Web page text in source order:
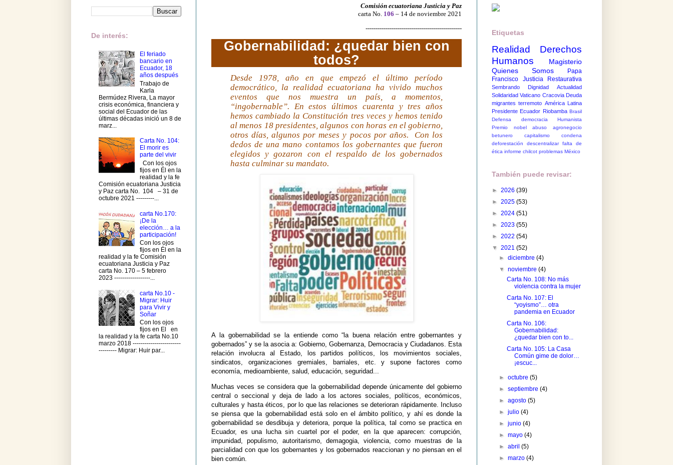
Comisión ecuatoriana Justicia y Paz
carta No. 106 – 14 de noviembre 2021
------------------------------------------------
Gobernabilidad: ¿quedar bien con
todos?
Desde 1978, año en que empezó el último período
democrático, la realidad ecuatoriana ha vivido muchos
eventos que nos muestra un país, a momentos,
“ingobernable”. En estos últimos cuarenta y tres años
hemos cambiado la Constitución tres veces y hemos tenido
al menos 18 presidentes, algunos con horas en el gobierno,
otros días, algunos por meses y pocos por años.
Con los
dedos de una mano contamos los gobernantes que fueron
elegidos y gozaron con el respaldo de los gobernados
hasta culminar su mandato.
A la gobernabilidad se la entiende como “la buena relación entre gobernantes y
gobernados” y se la asocia a: Gobierno, Gobernanza, Democracia y Ciudadanos. Esta
relación involucra al Estado, los partidos políticos, los movimientos sociales,
sindicatos, organizaciones gremiales, barriales, etc. y supone factores como
economía, medioambiente, salud, educación, seguridad...
Muchas veces se considera que la gobernabilidad depende únicamente del gobierno
central o seccional y deja de lado a los actores sociales, políticos, económicos,
culturales y hasta éticos, por lo que las relaciones se deterioran rápidamente. Incluso
se piensa que la gobernabilidad está solo en el ámbito político, y ahí es donde la
gobernabilidad se desdibuja y deteriora, porque la política, tal como se practica en
Ecuador, es una lucha sin cuartel por el poder, en la que aparecen: corrupción,
impunidad, populismo, autoritarismo, demagogia, violencia, como muestras de la
parcialidad con que los gobernantes y los gobernados reaccionan y no piensan en el
bien común.
De interés:
El feriado
bancario en
Ecuador, 18
años después
Trabajo de
Karla
Bermúdez Rivera, La mayor
crisis económica, financiera y
social del Ecuador de las
últimas décadas inició un 8 de
marz...
Carta No. 104:
El morir es
parte del vivir
Con los ojos
fijos en Él en la
realidad y la fe
Comisión ecuatoriana Justicia
y Paz carta No. 104 – 31 de
octubre 2021 ---------...
carta No.170:
¡De la
elección… a la
participación!
Con los ojos
fijos en Él en la
realidad y la fe Comisión
ecuatoriana Justicia y Paz
carta No. 170 – 5 febrero
2023 ------------------...
carta No.10 -
Migrar: Huir
para Vivir y
Soñar
Con los ojos
fijos en El en
la realidad y la fe carta No.10
marzo 2018 ------------------------
--------- Migrar: Huir par...
Etiquetas
Realidad
Derechos
Humanos
Magisterio
Quienes Somos
Papa
Francisco
Justicia Restaurativa
Sembrando Dignidad
Actualidad
Solidaridad Vaticano Cracovia Deuda
migrantes terremoto América Latina
Presidente Ecuador Riobamba Brasil
Defensa democracia
Humanista
Premio nobel
abuso
agronegocio
betunero
capitalismo
condena
deforestación
descentralizar
falta de
ética informe chilcot problemas México
También puede revisar:
► 2026 (39)
► 2025 (53)
► 2024 (51)
► 2023 (55)
► 2022 (54)
▼ 2021 (52)
►diciembre(4)
▼noviembre(4)
Carta No. 108: No más
violencia contra la mujer
Carta No. 107: El
“yoyismo”… otra
pandemia en Ecuador
Carta No. 106:
Gobernabilidad:
¿quedar bien con to...
Carta No. 105: La Casa
Común gime de dolor…
¡escuc...
►octubre(5)
►septiembre(4)
►agosto(5)
►julio(4)
►junio(4)
►mayo(4)
►abril(5)
►marzo(4)